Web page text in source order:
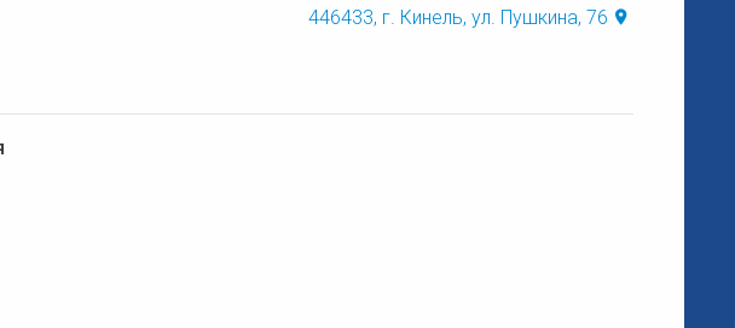
446433, г. Кинель, ул. Пушкина, 76